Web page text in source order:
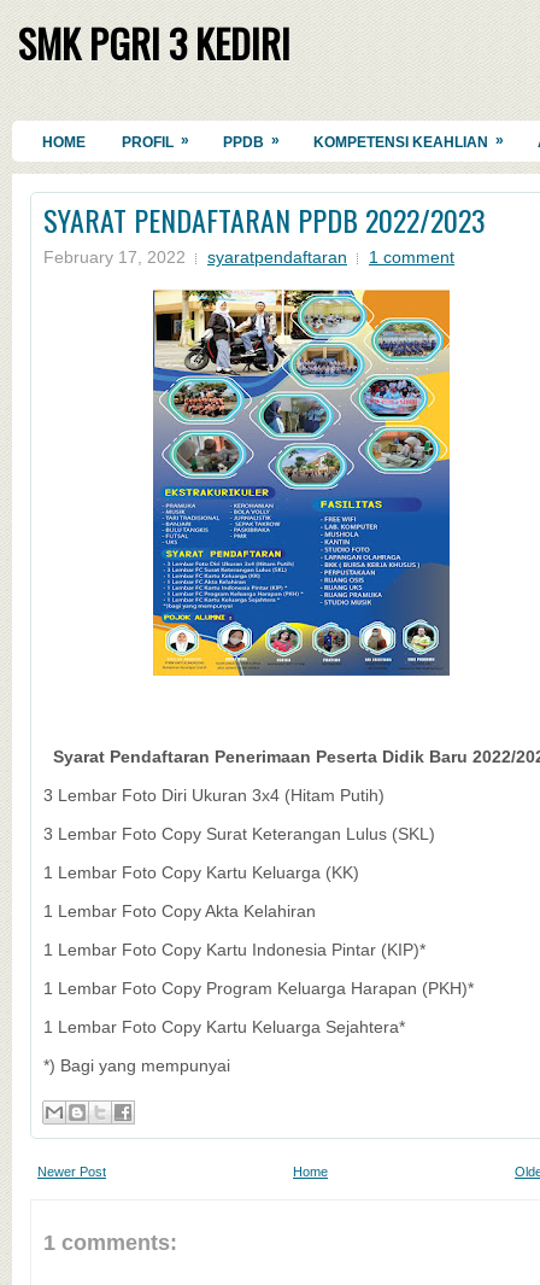
SMK PGRI 3 KEDIRI
HOME PROFIL » PPDB » KOMPETENSI KEAHLIAN »
SYARAT PENDAFTARAN PPDB 2022/2023
February 17, 2022 syaratpendaftaran 1 comment
Syarat Pendaftaran Penerimaan Peserta Didik Baru 2022/
3 Lembar Foto Diri Ukuran 3x4 (Hitam Putih)
3 Lembar Foto Copy Surat Keterangan Lulus (SKL)
1 Lembar Foto Copy Kartu Keluarga (KK)
1 Lembar Foto Copy Akta Kelahiran
1 Lembar Foto Copy Kartu Indonesia Pintar (KIP)*
1 Lembar Foto Copy Program Keluarga Harapan (PKH)*
1 Lembar Foto Copy Kartu Keluarga Sejahtera*
*) Bagi yang mempunyai
Newer Post Home
1 comments: